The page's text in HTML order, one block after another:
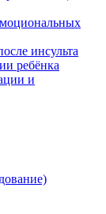
инсульта
ребёнка
и